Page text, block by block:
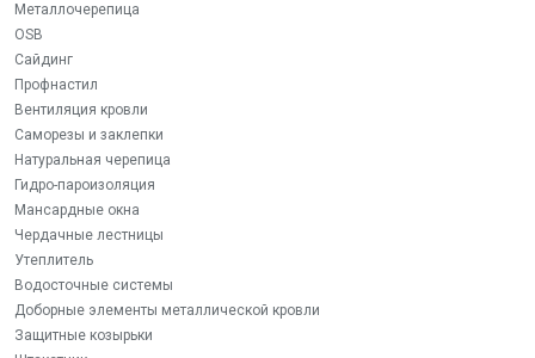
Металлочерепица
OSB
Сайдинг
Профнастил
Вентиляция кровли
Саморезы и заклепки
Натуральная черепица
Гидро-пароизоляция
Мансардные окна
Чердачные лестницы
Утеплитель
Водосточные системы
Доборные элементы металлической кровли
Защитные козырьки